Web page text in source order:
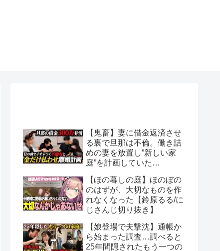
【鬼畜】妻に借金返済させ
る裏で旦那は不倫。働き詰
めの妻を放置し”新しい家
庭”を計画していた…
【ほの暮しの庭】ほのぼの
のはずが、大切なものを作
れなくなった【鈴原るる/に
じさんじ切り抜き】
【娘登場で夫撃沈】通帳か
ら始まった調査…調べると
25年間隠されたもう一つの